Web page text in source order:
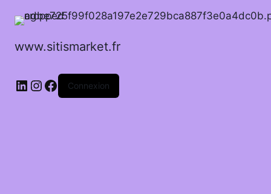
www.sitismarket.fr
LinkedIn
Instagram
Facebook
Connexion